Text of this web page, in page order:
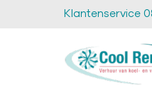
Klantenservice